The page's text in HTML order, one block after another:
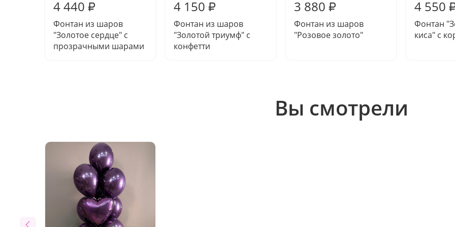
4 440 ₽
Фонтан из шаров
"Золотое сердце" с
прозрачными шарами
4 150 ₽
Фонтан из шаров
"Золотой триумф" с
конфетти
3 880 ₽
Фонтан из шаров
"Розовое золото"
4 550
Фонтан
киса" с
Вы смотрели